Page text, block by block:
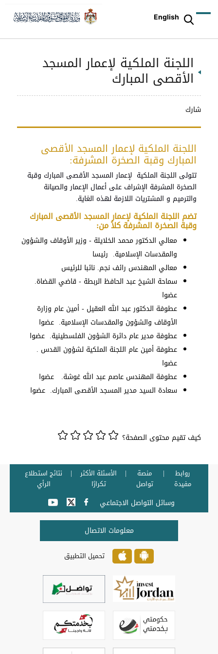
English
اللجنة الملكية لإعمار المسجد
الأقصى المبارك
شارك
اللجنة الملكية لإعمار المسجد الأقصى
المبارك وقبة الصخرة المشرفة:
تتولى اللجنة الملكية لإعمار المسجد الأقصى المبارك وقبة
الصخرة المشرفة الإشراف على أعمال الإعمار والصيانة
والترميم و المشتريات اللازمة لهذه الغاية.
تضم اللجنة الملكية لإعمار المسجد الأقصى المبارك
وقبة الصخرة المشرفة كلاً من:
معالي الدكتور محمد الخلايلة - ‌وزير الأوقاف والشؤون
والمقدسات الإسلامية. رئيسا
معالي المهندس رائف نجم. نائبا للرئيس
سماحة الشيخ عبد الحافظ الربطة - ‌قاضي القضاة.
عضوا
عطوفة الدكتور عبد الله العقيل - أمين عام وزارة
الأوقاف والشؤون والمقدسات الإسلامية. عضوا
عطوفة مدير عام دائرة الشؤون الفلسطينية. عضوا
عطوفة أمين عام اللجنة الملكية لشؤون القدس .
عضوا
عطوفة المهندس عاصم عبد الله غوشة. عضوا
سعادة السيد مدير المسجد الأقصى المبارك. عضوا
كيف تقيم محتوى الصفحة؟
روابط
مفيدة
منصة
تواصل
الأسئلة الأكثر
تكرارًا
نتائج استطلاع
الرأي
وسائل التواصل الاجتماعي
معلومات الاتصال
تحميل التطبيق